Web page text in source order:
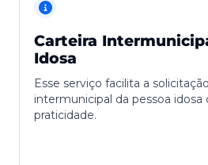
Carteira
Idosa
Esse serviço facilita a
intermunicipal da pessoa idosa
praticidade.